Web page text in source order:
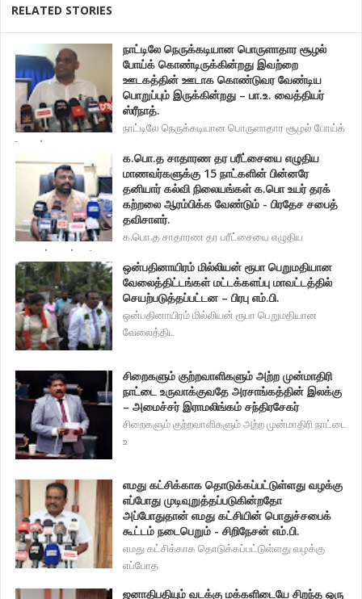
RELATED STORIES
நாட்டிலே நெருக்கடியான பொருளாதார சூழல்
போய்க் கொண்டிருக்கின்றது இவற்றை
ஊடகத்தின் ஊடாக கொண்டுவர வேண்டிய
பொறுப்பும் இருக்கின்றது – பா.உ. வைத்தியர்
ஸ்ரீநாத்.
நாட்டிலே நெருக்கடியான பொருளாதார சூழல் போய்க்
கொண்
க.பொ.த சாதாரண தர பரீட்சையை எழுதிய
மாணவர்களுக்கு 15 நாட்களின் பின்னரே
தனியார் கல்வி நிலையங்கள் க.பொ உயர் தரக்
கற்றலை ஆரம்பிக்க வேண்டும் - பிரதேச சபைத்
தவிசாளர்.
க.பொ.த சாதாரண தர பரீட்சையை எழுதிய
மாணவர்களுக்கு 1
ஒன்பதினாயிரம் மில்லியன் ரூபா பெறுமதியான
வேலைத்திட்டங்கள் மட்டக்களப்பு மாவட்டத்தில்
செயற்படுத்தப்பட்டன – பிரபு எம்.பி.
ஒன்பதினாயிரம் மில்லியன் ரூபா பெறுமதியான
வேலைத்திட
சிறைகளும் குற்றவாளிகளும் அற்ற முன்மாதிரி
நாட்டை உருவாக்குவதே அரசாங்கத்தின் இலக்கு
– அமைச்சர் இராமலிங்கம் சந்திரசேகர்
சிறைகளும் குற்றவாளிகளும் அற்ற முன்மாதிரி நாட்டை
உ
எமது கட்சிக்காக தொடுக்கப்பட்டுள்ளது வழக்கு
எப்போது முடிவுறுத்தப்படுகின்றதோ
அப்போதுதான் எமது கட்சியின் பொதுச்சபைக்
கூட்டம் நடைபெறும் - சிறிநேசன் எம்.பி.
எமது கட்சிக்காக தொடுக்கப்பட்டுள்ளது வழக்கு
எப்போத
ஜனாதிபதியும் வடக்கு மக்களிடையே சிறந்த ஒரு